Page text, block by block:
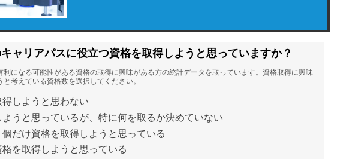
ャリアパスに役立つ資格を取得しようと思っていますか？
利になる可能性がある資格の取得に興味がある方の統計データを取っています。資格取得に興味
考えている資格数を選択してください。
しようと思わない
うと思っているが、特に何を取るか決めていない
だけ資格を取得しようと思っている
格を取得しようと思っている